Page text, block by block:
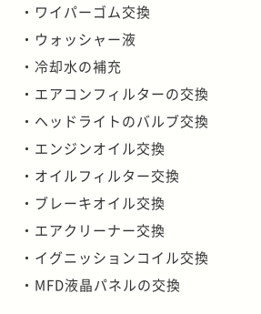
・ワイパーゴム交換
・ウォッシャー液
・冷却水の補充
・エアコンフィルターの交換
・ヘッドライトのバルブ交換
・エンジンオイル交換
・オイルフィルター交換
・ブレーキオイル交換
・エアクリーナー交換
・イグニッションコイル交換
・MFD液晶パネルの交換